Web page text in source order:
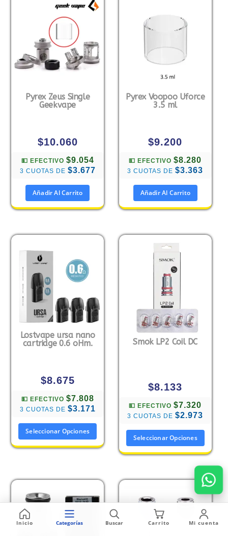
Pyrex Zeus Single
Geekvape
$10.060
💵 EFECTIVO $9.054
3 CUOTAS DE $3.677
Añadir Al Carrito
Pyrex Voopoo Uforce
3.5 ml
$9.200
💵 EFECTIVO$8.280
3 CUOTAS DE$3.363
Añadir Al Carrito
Lostvape ursa nano
cartridge 0.6 oHm.
$8.675
💵 EFECTIVO $7.808
3 CUOTAS DE $3.171
Seleccionar Opciones
Smok LP2 Coil DC
$8.133
💵 EFECTIVO$7.320
3 CUOTAS DE$2.973
Seleccionar Opciones
Inicio Categorías Buscar Carrito Mi cuenta